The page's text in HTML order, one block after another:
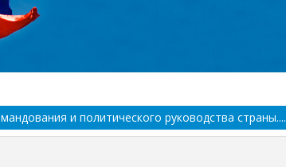
и политического руководства страны....